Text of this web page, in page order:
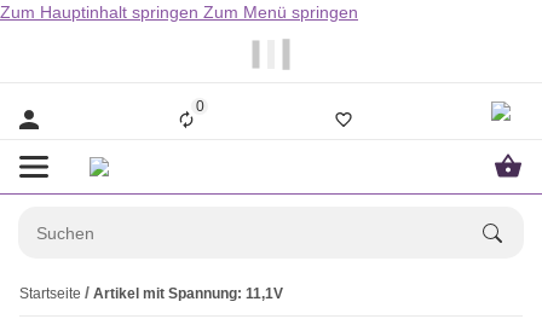
Zum Hauptinhalt springen Zum Menü springen
Bestellungen bis 14.00Uhr werden
0
Startseite Artikel mit Spannung: 11,1V